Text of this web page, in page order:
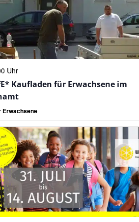
Uhr
Kaufladen für Erwachsene im
Erwachsene